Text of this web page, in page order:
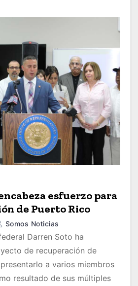
esfuerzo para
de Puerto Rico
Somos Noticias
Darren Soto ha
de recuperación de
a varios miembros
resultado de sus múltiples